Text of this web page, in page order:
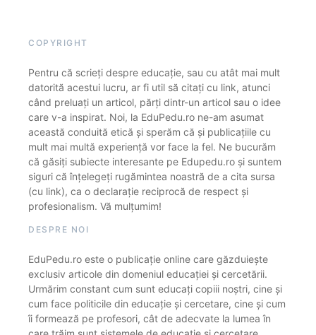
COPYRIGHT
Pentru că scrieți despre educație, sau cu atât mai mult
datorită acestui lucru, ar fi util să citați cu link, atunci
când preluați un articol, părți dintr-un articol sau o idee
care v-a inspirat. Noi, la EduPedu.ro ne-am asumat
această conduită etică și sperăm că și publicațiile cu
mult mai multă experiență vor face la fel. Ne bucurăm
că găsiți subiecte interesante pe Edupedu.ro și suntem
siguri că înțelegeți rugămintea noastră de a cita sursa
(cu link), ca o declarație reciprocă de respect și
profesionalism. Vă mulțumim!
DESPRE NOI
EduPedu.ro este o publicație online care găzduiește
exclusiv articole din domeniul educației și cercetării.
Urmărim constant cum sunt educați copiii noștri, cine și
cum face politicile din educație și cercetare, cine și cum
îi formează pe profesori, cât de adecvate la lumea în